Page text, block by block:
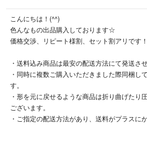
こんにちは！(^^)
色んなもの出品購入しております☆
価格交渉、リピート様割、セット割アリです！
・送料込み商品は最安の配送方法にて発送さ
・同時に複数ご購入いただきました際同梱し
す。
・形を元に戻せるような商品は折り曲げたり
ございます。
・ご指定の配送方法があり、送料がプラスに